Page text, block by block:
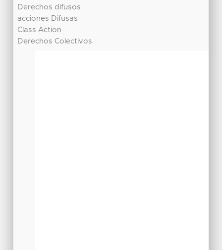
Derechos difusos
acciones Difusas
Class Action
Derechos Colectivos